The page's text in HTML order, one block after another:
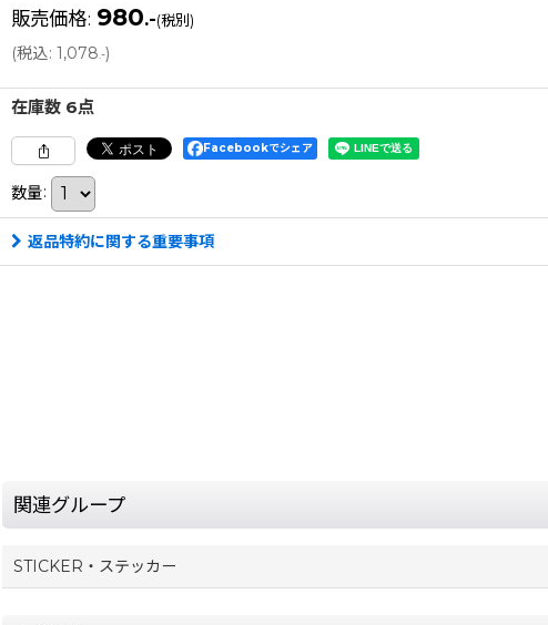
販売価格: 980.-(税別)
(税込: 1,078.-)
在庫数 6点
Facebookでシェア
数量:
返品特約に関する重要事項
関連グループ
STICKER・ステッカー